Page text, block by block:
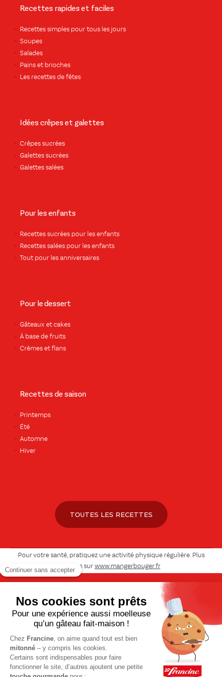
Recettes rapides et faciles
Recettes simples pour tous les jours
Soupes
Salades
Pains et brioches
Les recettes de fêtes
Idées crêpes et galettes
Crêpes sucrées
Galettes sucrées
Galettes salées
Pour les enfants
Recettes sucrées pour les enfants
Recettes salées pour les enfants
Tout pour les anniversaires
Pour le dessert
Gâteaux et cakes
À base de fruits
Crèmes et flans
Recettes de saison
Printemps
Été
Automne
Hiver
TOUTES LES RECETTES
Pour votre santé, pratiquez une activité physique régulière. Plus
d’infos sur www.mangerbouger.fr